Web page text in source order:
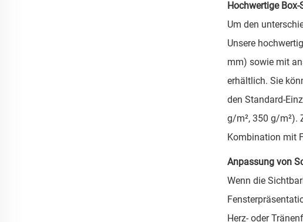
Hochwertige
Um den
Unsere
mm) sowie mit
erhältlich. Sie
den Standard-
g/m², 350 g/m²).
Kombination mit
Anpassung von
Wenn die
Herz- oder